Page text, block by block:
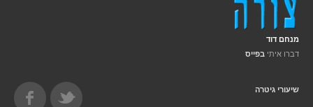
מנחם דוד
דברו איתי בפייס
שיעורי גיטרה